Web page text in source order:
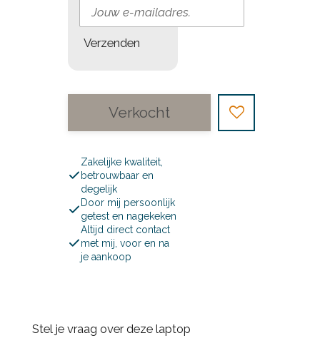
Verzenden
Verkocht
Zakelijke kwaliteit,
betrouwbaar en
degelijk
Door mij persoonlijk
getest en nagekeken
Altijd direct contact
met mij, voor en na
je aankoop
Stel je vraag over deze laptop